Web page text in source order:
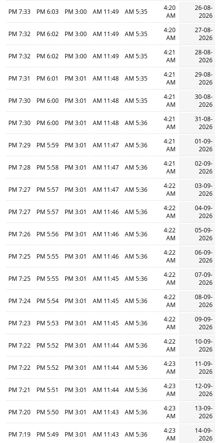
26-08-
2026
4:20
AM
5:35 AM
11:49 AM
3:00 PM
6:03 PM
7:33 PM
27-08-
2026
4:20
AM
5:35 AM
11:49 AM
3:00 PM
6:02 PM
7:32 PM
28-08-
2026
4:21
AM
5:35 AM
11:49 AM
3:00 PM
6:02 PM
7:32 PM
29-08-
2026
4:21
AM
5:35 AM
11:48 AM
3:01 PM
6:01 PM
7:31 PM
30-08-
2026
4:21
AM
5:35 AM
11:48 AM
3:01 PM
6:00 PM
7:30 PM
31-08-
2026
4:21
AM
5:36 AM
11:48 AM
3:01 PM
6:00 PM
7:30 PM
01-09-
2026
4:21
AM
5:36 AM
11:47 AM
3:01 PM
5:59 PM
7:29 PM
02-09-
2026
4:21
AM
5:36 AM
11:47 AM
3:01 PM
5:58 PM
7:28 PM
03-09-
2026
4:22
AM
5:36 AM
11:47 AM
3:01 PM
5:57 PM
7:27 PM
04-09-
2026
4:22
AM
5:36 AM
11:46 AM
3:01 PM
5:57 PM
7:27 PM
05-09-
2026
4:22
AM
5:36 AM
11:46 AM
3:01 PM
5:56 PM
7:26 PM
06-09-
2026
4:22
AM
5:36 AM
11:46 AM
3:01 PM
5:55 PM
7:25 PM
07-09-
2026
4:22
AM
5:36 AM
11:45 AM
3:01 PM
5:55 PM
7:25 PM
08-09-
2026
4:22
AM
5:36 AM
11:45 AM
3:01 PM
5:54 PM
7:24 PM
09-09-
2026
4:22
AM
5:36 AM
11:45 AM
3:01 PM
5:53 PM
7:23 PM
10-09-
2026
4:22
AM
5:36 AM
11:44 AM
3:01 PM
5:52 PM
7:22 PM
11-09-
2026
4:23
AM
5:36 AM
11:44 AM
3:01 PM
5:52 PM
7:22 PM
12-09-
2026
4:23
AM
5:36 AM
11:44 AM
3:01 PM
5:51 PM
7:21 PM
13-09-
2026
4:23
AM
5:36 AM
11:43 AM
3:01 PM
5:50 PM
7:20 PM
14-09-
2026
4:23
AM
5:36 AM
11:43 AM
3:01 PM
5:49 PM
7:19 PM